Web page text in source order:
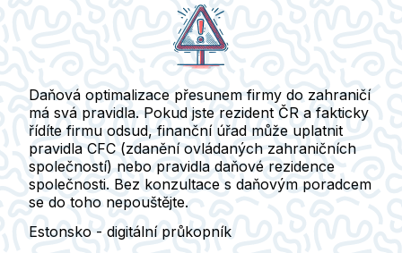
Daňová optimalizace přesunem firmy do zahraničí
má svá pravidla. Pokud jste rezident ČR a fakticky
řídíte firmu odsud, finanční úřad může uplatnit
pravidla CFC (zdanění ovládaných zahraničních
společností) nebo pravidla daňové rezidence
společnosti. Bez konzultace s daňovým poradcem
se do toho nepouštějte.
Estonsko - digitální průkopník